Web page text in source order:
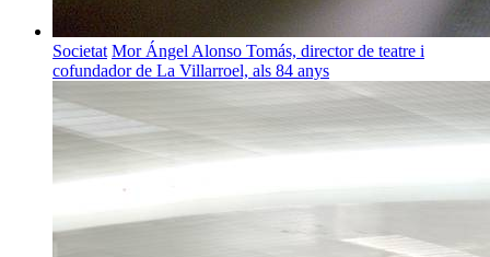
Societat Mor Ángel Alonso Tomás, director de teatre i
cofundador de La Villarroel, als 84 anys